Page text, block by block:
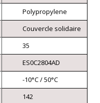
Polypropylene
Couvercle solidaire
35
ES0C2804AD
-10°C / 50°C
142